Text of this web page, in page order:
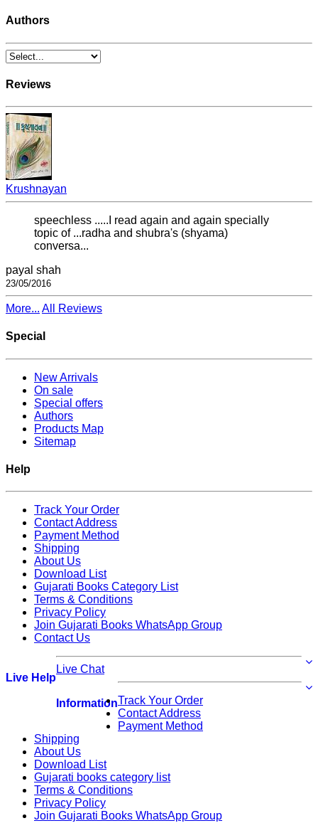
Authors
Reviews
Krushnayan
speechless .....I read again and again specially
topic of ...radha and shubra's (shyama)
conversa...
payal shah
23/05/2016
More... All Reviews
Special
New Arrivals
On sale
Special offers
Authors
Products Map
Sitemap
Help
Track Your Order
Contact Address
Payment Method
Shipping
About Us
Download List
Gujarati Books Category List
Terms & Conditions
Privacy Policy
Join Gujarati Books WhatsApp Group
Contact Us
Live Help
Live Chat
InformationTrack Your Order
Contact Address
Payment Method
Shipping
About Us
Download List
Gujarati books category list
Terms & Conditions
Privacy Policy
Join Gujarati Books WhatsApp Group